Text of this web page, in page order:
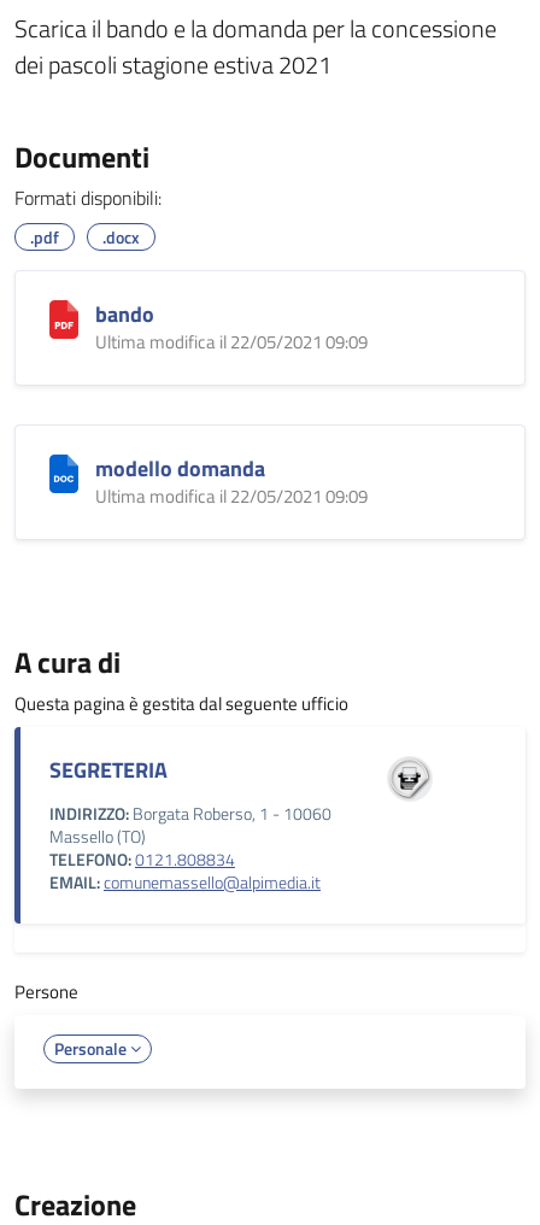
Scarica il bando e la domanda per la concessione
dei pascoli stagione estiva 2021
Documenti
Formati disponibili:
.pdf .docx
bando
Ultima modifica il 22/05/2021 09:09
modello domanda
Ultima modifica il 22/05/2021 09:09
A cura di
Questa pagina è gestita dal seguente ufficio
SEGRETERIA
INDIRIZZO:Borgata Roberso, 1 - 10060
Massello (TO)
TELEFONO:0121.808834
EMAIL:comunemassello@alpimedia.it
Persone
Personale
Creazione